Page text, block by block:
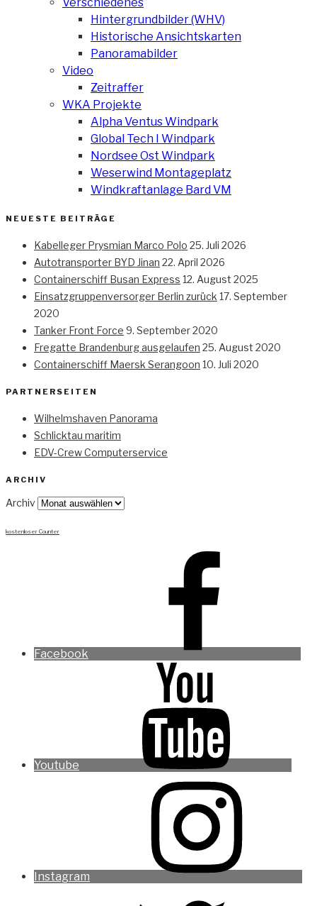
Verschiedenes
Hintergrundbilder (WHV)
Historische Ansichtskarten
Panoramabilder
Video
Zeitraffer
WKA Projekte
Alpha Ventus Windpark
Global Tech I Windpark
Nordsee Ost Windpark
Weserwind Montageplatz
Windkraftanlage Bard VM
NEUESTE BEITRÄGE
Kabelleger Prysmian Marco Polo 25. Juli 2026
Autotransporter BYD Jinan 22. April 2026
Containerschiff Busan Express 12. August 2025
Einsatzgruppenversorger Berlin zurück 17. September
2020
Tanker Front Force 9. September 2020
Fregatte Brandenburg ausgelaufen 25. August 2020
Containerschiff Maersk Serangoon 10. Juli 2020
PARTNERSEITEN
Wilhelmshaven Panorama
Schlicktau maritim
EDV-Crew Computerservice
ARCHIV
Archiv
kostenloser Counter
Facebook
Youtube
Instagram